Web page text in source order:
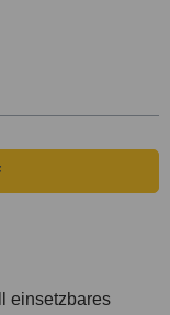
einsetzbares